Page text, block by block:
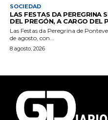
SOCIEDAD
LAS FESTAS DA PEREGRINA
DEL PREGÓN, A CARGO DEL
Las Festas da Peregrina de
de agosto, con...
8 agosto, 2026